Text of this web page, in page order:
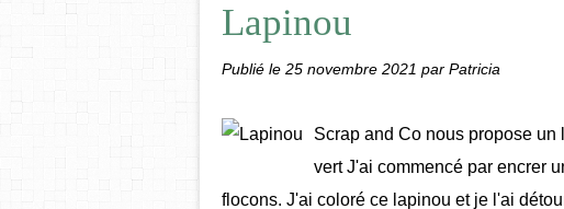
Lapinou
Publié le 25 novembre 2021 par Patricia
Scrap and Co nous propose
vert J'ai commencé par encrer
flocons. J'ai coloré ce lapinou et je l'ai